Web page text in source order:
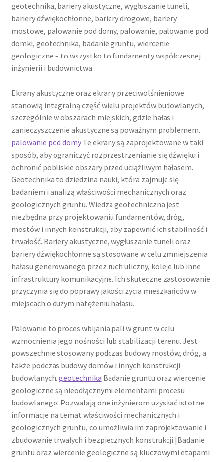
geotechnika, bariery akustyczne, wygłuszanie tuneli,
bariery dźwiękochłonne, bariery drogowe, bariery
mostowe, palowanie pod domy, palowanie, palowanie pod
domki, geotechnika, badanie gruntu, wiercenie
geologiczne – to wszystko to fundamenty współczesnej
inżynierii i budownictwa.
Ekrany akustyczne oraz ekrany przeciwolśnieniowe
stanowią integralną część wielu projektów budowlanych,
szczególnie w obszarach miejskich, gdzie hałas i
zanieczyszczenie akustyczne są poważnym problemem.
palowanie pod domyTe ekrany są zaprojektowane w taki
sposób, aby ograniczyć rozprzestrzenianie się dźwięku i
ochronić pobliskie obszary przed uciążliwym hałasem.
Geotechnika to dziedzina nauki, która zajmuje się
badaniem i analizą właściwości mechanicznych oraz
geologicznych gruntu. Wiedza geotechniczna jest
niezbędna przy projektowaniu fundamentów, dróg,
mostów i innych konstrukcji, aby zapewnić ich stabilność i
trwałość. Bariery akustyczne, wygłuszanie tuneli oraz
bariery dźwiękochłonne są stosowane w celu zmniejszenia
hałasu generowanego przez ruch uliczny, koleje lub inne
infrastruktury komunikacyjne. Ich skuteczne zastosowanie
przyczynia się do poprawy jakości życia mieszkańców w
miejscach o dużym natężeniu hałasu.
Palowanie to proces wbijania pali w grunt w celu
wzmocnienia jego nośności lub stabilizacji terenu. Jest
powszechnie stosowany podczas budowy mostów, dróg, a
także podczas budowy domów i innych konstrukcji
budowlanych. geotechnika Badanie gruntu oraz wiercenie
geologiczne są nieodłącznymi elementami procesu
budowlanego. Pozwalają one inżynierom uzyskać istotne
informacje na temat właściwości mechanicznych i
geologicznych gruntu, co umożliwia im zaprojektowanie i
zbudowanie trwałych i bezpiecznych konstrukcji.|Badanie
gruntu oraz wiercenie geologiczne są kluczowymi etapami